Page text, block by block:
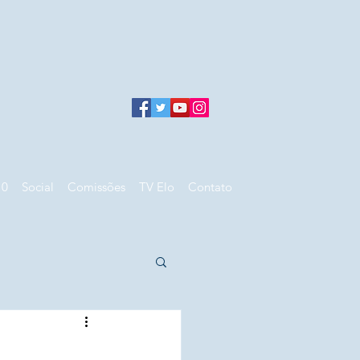
Social Comissões TV Elo Contato